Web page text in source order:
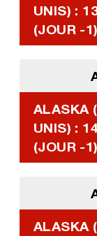
UNIS) :
(JOUR -1)
ALASKA
UNIS) :
(JOUR -1)
ALASKA